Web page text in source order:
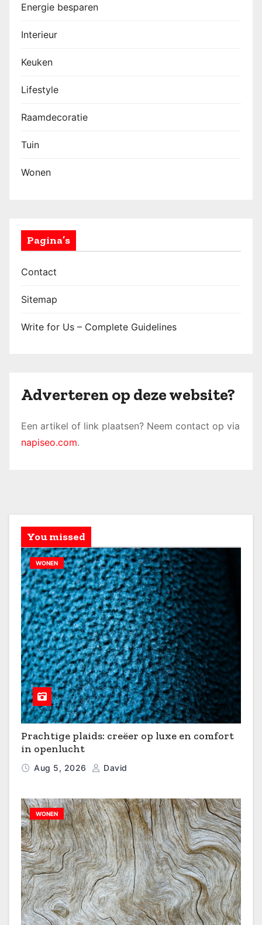
Energie besparen
Interieur
Keuken
Lifestyle
Raamdecoratie
Tuin
Wonen
Pagina’s
Contact
Sitemap
Write for Us – Complete Guidelines
Adverteren op deze website?
Een artikel of link plaatsen? Neem contact op via
napiseo.com.
You missed
WONEN
Prachtige plaids: creëer op luxe en comfort
in openlucht
Aug 5, 2026 David
WONEN